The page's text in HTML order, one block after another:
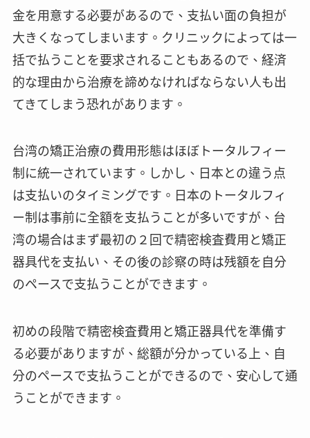
金を用意する必要があるので、支払い面の負担が
大きくなってしまいます。クリニックによっては一
括で払うことを要求されることもあるので、経済
的な理由から治療を諦めなければならない人も出
てきてしまう恐れがあります。
台湾の矯正治療の費用形態はほぼトータルフィー
制に統一されています。しかし、日本との違う点
は支払いのタイミングです。日本のトータルフィ
ー制は事前に全額を支払うことが多いですが、台
湾の場合はまず最初の２回で精密検査費用と矯正
器具代を支払い、その後の診察の時は残額を自分
のペースで支払うことができます。
初めの段階で精密検査費用と矯正器具代を準備す
る必要がありますが、総額が分かっている上、自
分のペースで支払うことができるので、安心して通
うことができます。